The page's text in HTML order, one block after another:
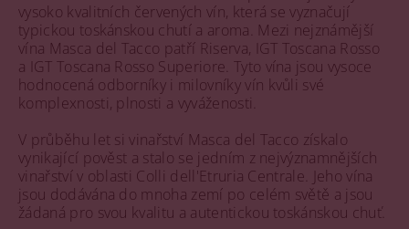
vysoko kvalitních červených vín, která se vyznačují
typickou toskánskou chutí a aroma. Mezi nejznámější
vína Masca del Tacco patří Riserva, IGT Toscana Rosso
a IGT Toscana Rosso Superiore. Tyto vína jsou vysoce
hodnocená odborníky i milovníky vín kvůli své
komplexnosti, plnosti a vyváženosti.
V průběhu let si vinařství Masca del Tacco získalo
vynikající pověst a stalo se jedním z nejvýznamnějších
vinařství v oblasti Colli dell'Etruria Centrale. Jeho vína
jsou dodávána do mnoha zemí po celém světě a jsou
žádaná pro svou kvalitu a autentickou toskánskou chuť.